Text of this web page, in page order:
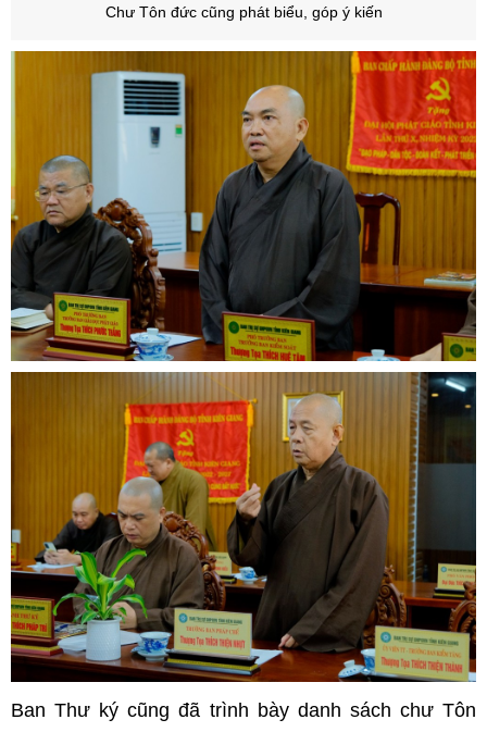
Chư Tôn đức cũng phát biểu, góp ý kiến
Ban Thư ký cũng đã trình bày danh sách chư Tôn